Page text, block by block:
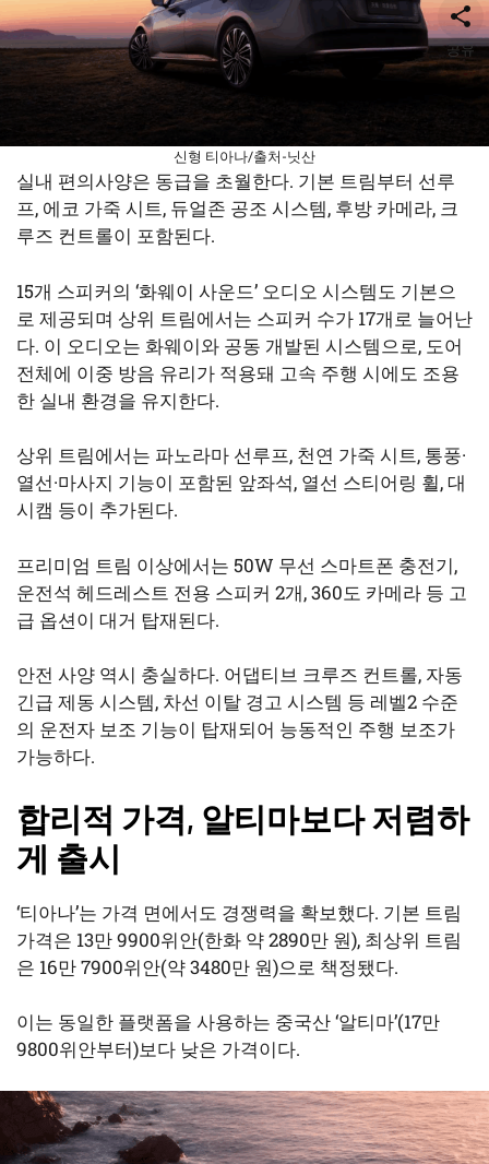
신형 티아나/출처-닛산
실내 편의사양은 동급을 초월한다. 기본 트림부터 선루
프, 에코 가죽 시트, 듀얼존 공조 시스템, 후방 카메라, 크
루즈 컨트롤이 포함된다.
15개 스피커의 ‘화웨이 사운드’ 오디오 시스템도 기본으
로 제공되며 상위 트림에서는 스피커 수가 17개로 늘어난
다. 이 오디오는 화웨이와 공동 개발된 시스템으로, 도어
전체에 이중 방음 유리가 적용돼 고속 주행 시에도 조용
한 실내 환경을 유지한다.
상위 트림에서는 파노라마 선루프, 천연 가죽 시트, 통풍·
열선·마사지 기능이 포함된 앞좌석, 열선 스티어링 휠, 대
시캠 등이 추가된다.
프리미엄 트림 이상에서는 50W 무선 스마트폰 충전기,
운전석 헤드레스트 전용 스피커 2개, 360도 카메라 등 고
급 옵션이 대거 탑재된다.
안전 사양 역시 충실하다. 어댑티브 크루즈 컨트롤, 자동
긴급 제동 시스템, 차선 이탈 경고 시스템 등 레벨2 수준
의 운전자 보조 기능이 탑재되어 능동적인 주행 보조가
가능하다.
합리적 가격, 알티마보다 저렴하
게 출시
‘티아나’는 가격 면에서도 경쟁력을 확보했다. 기본 트림
가격은 13만 9900위안(한화 약 2890만 원), 최상위 트림
은 16만 7900위안(약 3480만 원)으로 책정됐다.
이는 동일한 플랫폼을 사용하는 중국산 ‘알티마’(17만
9800위안부터)보다 낮은 가격이다.
공유